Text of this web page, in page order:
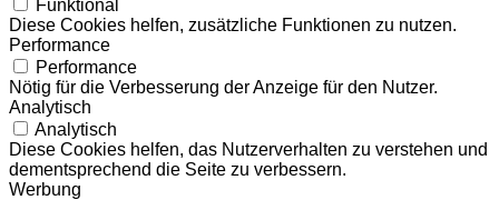
Funktional
Diese Cookies helfen, zusätzliche Funktionen zu nutzen.
Performance
Performance
Nötig für die Verbesserung der Anzeige für den Nutzer.
Analytisch
Analytisch
Diese Cookies helfen, das Nutzerverhalten zu verstehen und
dementsprechend die Seite zu verbessern.
Werbung